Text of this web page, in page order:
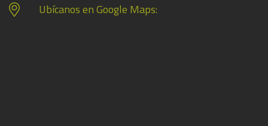
Ubícanos en Google Maps: